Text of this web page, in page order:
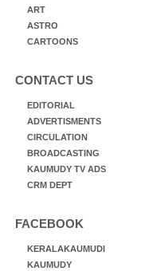
ART
ASTRO
CARTOONS
CONTACT US
EDITORIAL
ADVERTISMENTS
CIRCULATION
BROADCASTING
KAUMUDY TV ADS
CRM DEPT
FACEBOOK
KERALAKAUMUDI
KAUMUDY